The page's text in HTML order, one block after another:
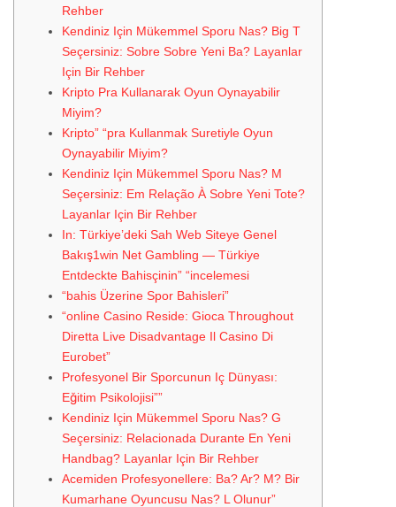
Rehber
Kendiniz Için Mükemmel Sporu Nas? Big T
Seçersiniz: Sobre Sobre Yeni Ba? Layanlar
Için Bir Rehber
Kripto Pra Kullanarak Oyun Oynayabilir
Miyim?
Kripto” “pra Kullanmak Suretiyle Oyun
Oynayabilir Miyim?
Kendiniz Için Mükemmel Sporu Nas? M
Seçersiniz: Em Relação À Sobre Yeni Tote?
Layanlar Için Bir Rehber
In: Türkiye’deki Sah Web Siteye Genel
Bakış1win Net Gambling — Türkiye
Entdeckte Bahisçinin” “incelemesi
“bahis Üzerine Spor Bahisleri”
“online Casino Reside: Gioca Throughout
Diretta Live Disadvantage Il Casino Di
Eurobet”
Profesyonel Bir Sporcunun Iç Dünyası:
Eğitim Psikolojisi””
Kendiniz Için Mükemmel Sporu Nas? G
Seçersiniz: Relacionada Durante En Yeni
Handbag? Layanlar Için Bir Rehber
Acemiden Profesyonellere: Ba? Ar? M? Bir
Kumarhane Oyuncusu Nas? L Olunur”